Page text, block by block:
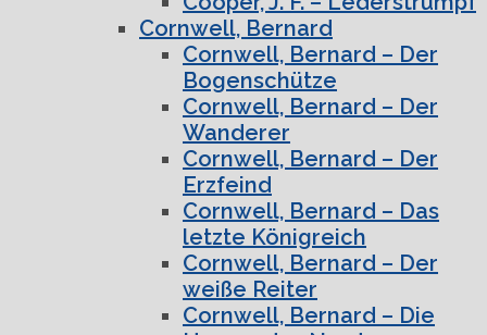
Cornwell, Bernard
Cornwell, Bernard – Der
Bogenschütze
Cornwell, Bernard – Der
Wanderer
Cornwell, Bernard – Der
Erzfeind
Cornwell, Bernard – Das
letzte Königreich
Cornwell, Bernard – Der
weiße Reiter
Cornwell, Bernard – Die